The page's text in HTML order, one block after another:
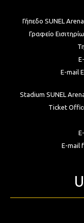
Γήπεδο SUNEL
Γραφείο
E-mail
Stadium SUNEL
Ticket
E-mail